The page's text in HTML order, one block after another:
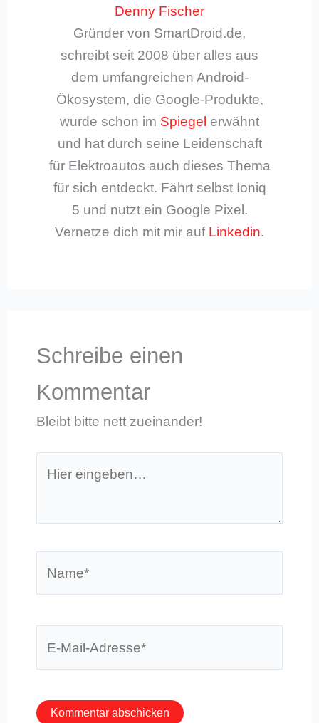
Denny Fischer
Gründer von SmartDroid.de,
schreibt seit 2008 über alles aus
dem umfangreichen Android-
Ökosystem, die Google-Produkte,
wurde schon im Spiegel erwähnt
und hat durch seine Leidenschaft
für Elektroautos auch dieses Thema
für sich entdeckt. Fährt selbst Ioniq
5 und nutzt ein Google Pixel.
Vernetze dich mit mir auf Linkedin.
Schreibe einen
Kommentar
Bleibt bitte nett zueinander!
eingeben…